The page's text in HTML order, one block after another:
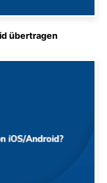
übertragen